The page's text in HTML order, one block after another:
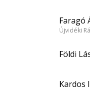
Faragó
Újvidéki
Földi
Kardos